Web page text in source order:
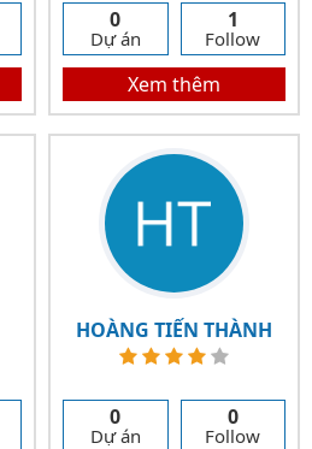
0
Dự án
1
Follow
Xem thêm
HOÀNG TIẾN THÀNH
0
Dự án
0
Follow